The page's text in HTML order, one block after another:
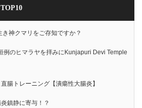
神クマリをご存知ですか？
例のヒマラヤを拝みにKunjapuri Devi Temple
腸トレーニング【潰瘍性大腸炎】
鎮静に寄与！？